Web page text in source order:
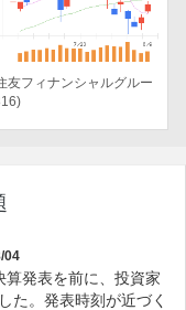
友フィナンシャルグルー
04
発表を前に、投資家
た。発表時刻が近づく